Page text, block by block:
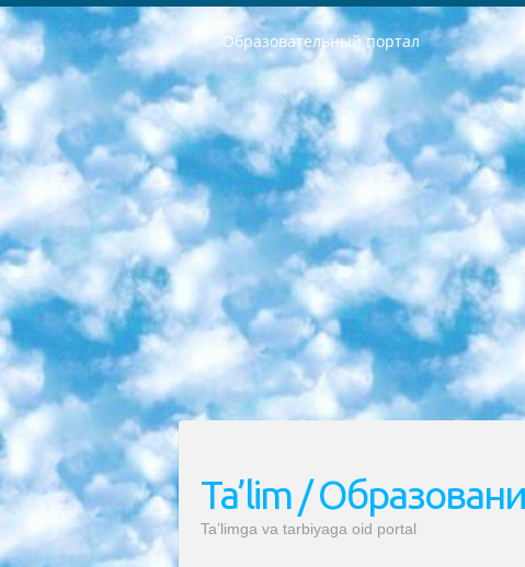
Образовательный портал
РЕСПУБЛИКА УЗБЕКИСТАН МИНИСТРЕРСТВО ДОШКОЛЬНОГО И ШКОЛЬНОГО ОБРАЗОВАНИЯ КОМАНДА в общеобразовательных учреждениях в 2023-2024 учебном году организация и проведение итоговой государственной аттестации обучающихся о Министра дошкольного и школьного образования Республики Узбекистан от 4 марта 2008 года (постановлением Минюста от 20 марта 2008 года № 1778 государственной регистрации) «Итоговое состояние учащихся общего среднего образования на основании положения об утверждении положения об аттестации общего среднего образования выпускной экзамен студентов в образовательных учреждениях в 2023-2024 учебном году В целях организации и прохождения аттестации приказываю: 1. Следующее: перечень предметов, по которым будет проводиться итоговая государственная аттестация и экзамен формы перевода согласно приложению 1; сертификаты международного образца, оценивающие уровень владения иностранными языками перечень согласно приложению 2; 2. Педагогический при специализированных образовательных учреждениях. научно-практический центр квалификации и международной оценки (Д.Давидова) 2024 г. До 25 марта: задания по предметам, по которым будет проводиться итоговая аттестация разработка и утверждение технических условий; итоговая аттестация на основании разработанного предметного задания разработка вопросов по предметам (устно и письменно), экзамен передача; общеобразовательные средние школы и специальные учебные заведения учащиеся выпускных классов школ и интернатов в агентской системе подготовка базы данных экзаменационных материалов и критериев оценки; перевод базы экзаменационных материалов на все языки обучения подать в Республиканский образовательный центр для изготовления; варианты экзаменов на основе разработанных контрольных материалов пусть будут поставлены задачи формирования. 3. Республиканский образовательный центр (Ш.Худайкулов) до 5 апреля 2024 года. до: база данных предоставленных экзаменационных материалов на все языки обучения перевод и экспертиза; для слепых, слабовидящих, глухих, слабослышащих и умственно отсталых детей учащиеся выпускных классов специализированных школ и школ-интернатов база данных экзаменационных материалов на всех преподаваемых языках подготовка критериев оценки; специализированные школы для умственно отсталых детей и технологии для учащихся выпускных классов школ-интернатов разработка соответствующих рекомендаций и критериев проведения ЕГЭ по естествознанию давать задания. 4. Педагогический при специализированных образовательных учреждениях. Научно-практический центр навыков и международной оценки (Д.Давидова), Республика образовательный центр (Худайкулов Ш.) итоговый государственный аттестационный экзамен ориентирован на творческое и логическое мышление при подготовке базы материалов учитывать введение заданий. 5. Следует
Ta’lim /
Ta’limga va tarbiyaga oid portal